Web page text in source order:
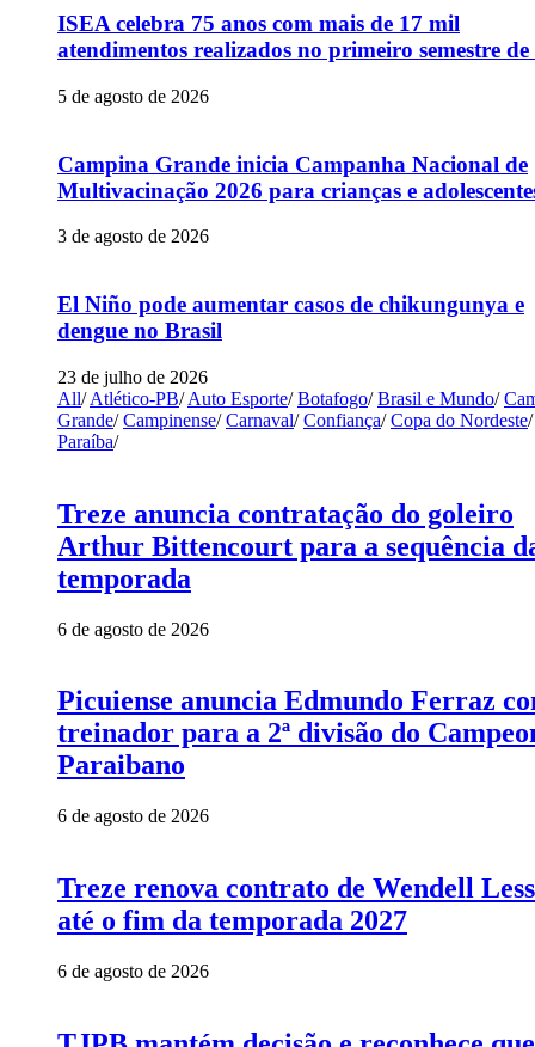
ISEA celebra 75 anos com mais de 17 mil
atendimentos realizados no primeiro semestre de
5 de agosto de 2026
Campina Grande inicia Campanha Nacional de
Multivacinação 2026 para crianças e
3 de agosto de 2026
El Niño pode aumentar casos de chikungunya e
dengue no Brasil
23 de julho de 2026
All/ Atlético-PB/ Auto Esporte/ Botafogo/ Brasil e Mundo/
Grande/ Campinense/ Carnaval/ Confiança/ Copa do Nordeste/
Paraíba/
Treze anuncia contratação do goleiro
Arthur Bittencourt para a sequência
temporada
6 de agosto de 2026
Picuiense anuncia Edmundo Ferraz
treinador para a 2ª divisão do
Paraibano
6 de agosto de 2026
Treze renova contrato de Wendell
até o fim da temporada 2027
6 de agosto de 2026